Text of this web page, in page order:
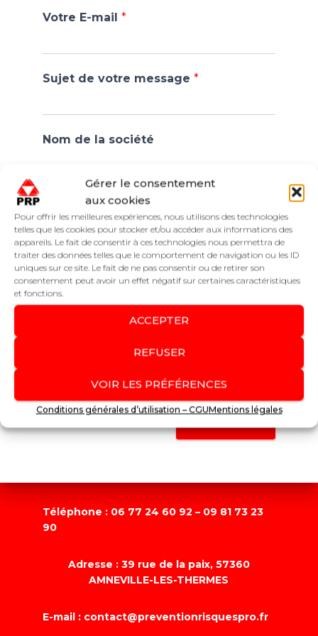
Gérer le consentement
aux cookies
Pour offrir les meilleures expériences, nous utilisons des technologies
telles que les cookies pour stocker et/ou accéder aux informations des
appareils. Le fait de consentir à ces technologies nous permettra de
traiter des données telles que le comportement de navigation ou les ID
uniques sur ce site. Le fait de ne pas consentir ou de retirer son
consentement peut avoir un effet négatif sur certaines caractéristiques
et fonctions.
ACCEPTER
REFUSER
VOIR LES PRÉFÉRENCES
Conditions générales d’utilisation – CGUMentions légales
Votre E-mail *
Sujet de votre message *
Nom de la société
Téléphone
Détail de la demande
Téléphone :06 77 24 60 92 – 09 81 73 23
90
Adresse :39 rue de la paix, 57360
AMNEVILLE-LES-THERMES
E-mail : contact@preventionrisquespro.fr